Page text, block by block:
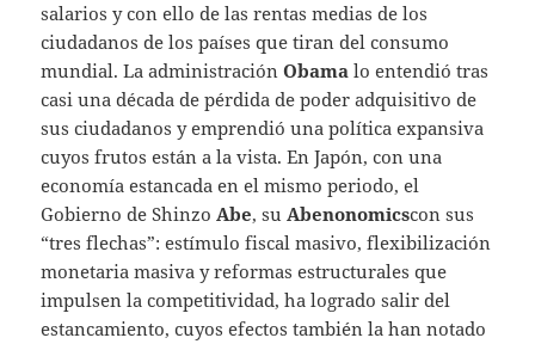
salarios y con ello de las rentas medias de los
ciudadanos de los países que tiran del consumo
mundial. La administraciónObama lo entendió tras
casi una década de pérdida de poder adquisitivo de
sus ciudadanos y emprendió una política expansiva
cuyos frutos están a la vista. En Japón, con una
economía estancada en el mismo periodo, el
Gobierno de ShinzoAbe, su Abenonomicscon sus
“tres flechas”: estímulo fiscal masivo, flexibilización
monetaria masiva y reformas estructurales que
impulsen la competitividad, ha logrado salir del
estancamiento, cuyos efectos también la han notado